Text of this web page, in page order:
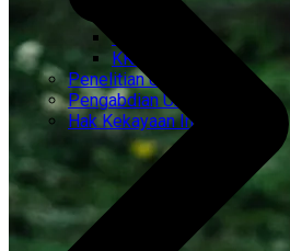
CEMTI
KK Regresi
Penelitian Unggulan
Pengabdian Unggulan
Hak Kekayaan Intelektual